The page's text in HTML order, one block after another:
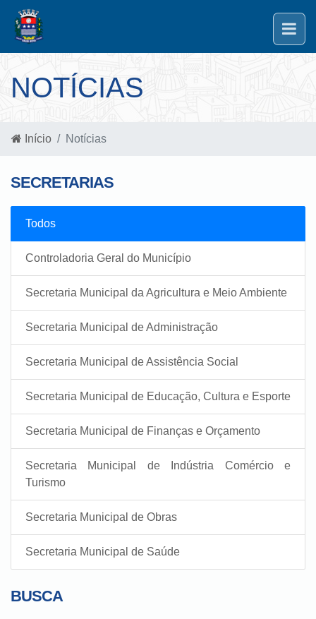
NOTÍCIAS
Início Notícias
SECRETARIAS
Todos
Controladoria Geral do Município
Secretaria Municipal da Agricultura e Meio Ambiente
Secretaria Municipal de Administração
Secretaria Municipal de Assistência Social
Secretaria Municipal de Educação, Cultura e Esporte
Secretaria Municipal de Finanças e Orçamento
Secretaria Municipal de Indústria Comércio e
Turismo
Secretaria Municipal de Obras
Secretaria Municipal de Saúde
BUSCA